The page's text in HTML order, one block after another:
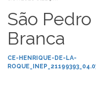
São
Branca
CE-HENRIQUE-DE-LA-